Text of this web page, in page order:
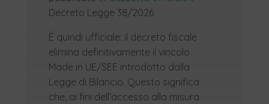
Decreto Legge 38/2026.
È quindi ufficiale: il decreto fiscale
elimina definitivamente il vincolo
Made in UE/SEE introdotto dalla
Legge di Bilancio. Questo significa
che, ai fini dell’accesso alla misura